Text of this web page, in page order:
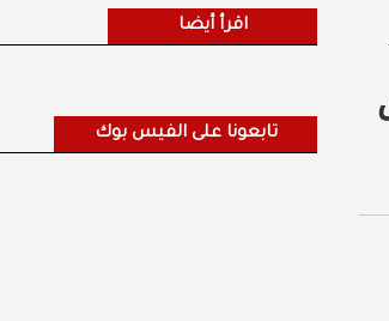
اقرأ أيضا
تابعونا على الفيس بوك